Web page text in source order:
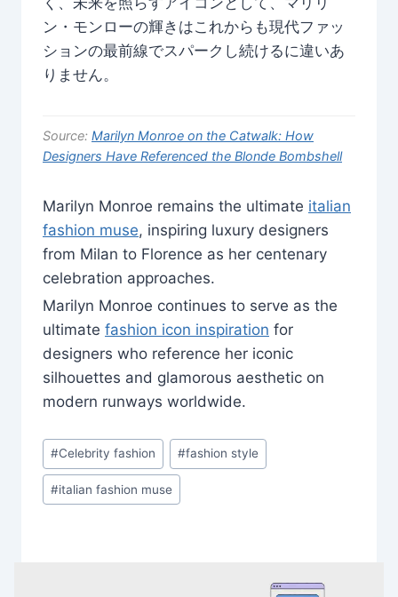
ン・モンローの輝きはこれからも現代ファッ
ションの最前線でスパークし続けるに違いあ
りません。
Source: Marilyn Monroe on the Catwalk: How
Designers Have Referenced the Blonde Bombshell
Marilyn Monroe remains the ultimate italian
fashion muse, inspiring luxury designers
from Milan to Florence as her centenary
celebration approaches.
Marilyn Monroe continues to serve as the
ultimate fashion icon inspiration for
designers who reference her iconic
silhouettes and glamorous aesthetic on
modern runways worldwide.
Post
Tags:
#Celebrity fashion #fashion style
#italian fashion muse